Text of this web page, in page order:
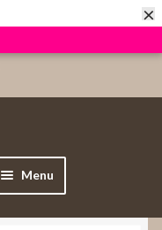
×
Menu